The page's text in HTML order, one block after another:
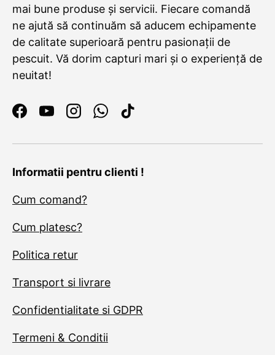
mai bune produse și servicii. Fiecare comandă
ne ajută să continuăm să aducem echipamente
de calitate superioară pentru pasionații de
pescuit. Vă dorim capturi mari și o experiență de
neuitat!
Facebook
YouTubeInstagram
WhatsApp
TikTok
Informatii pentru clienti !
Cum comand?
Cum platesc?
Politica retur
Transport si livrare
Confidentialitate si GDPR
Termeni & Conditii